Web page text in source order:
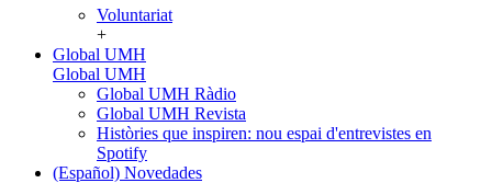
Voluntariat
+
Global UMH
Global UMH
Global UMH Ràdio
Global UMH Revista
Històries que inspiren: nou espai d'entrevistes en
Spotify
(Español) Novedades